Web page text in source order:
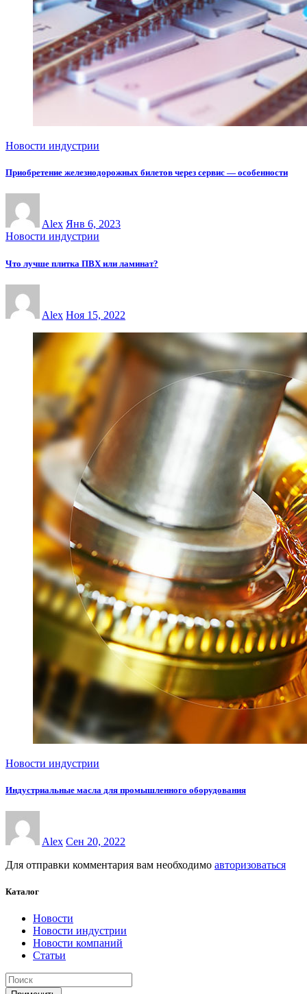
Новости индустрии
Приобретение железнодорожных билетов через сервис — особенности
Alex Янв 6, 2023
Новости индустрии
Что лучше плитка ПВХ или ламинат?
Alex Ноя 15, 2022
Новости индустрии
Индустриальные масла для промышленного оборудования
Alex Сен 20, 2022
Для отправки комментария вам необходимо авторизоваться
Каталог
Новости
Новости индустрии
Новости компаний
Статьи